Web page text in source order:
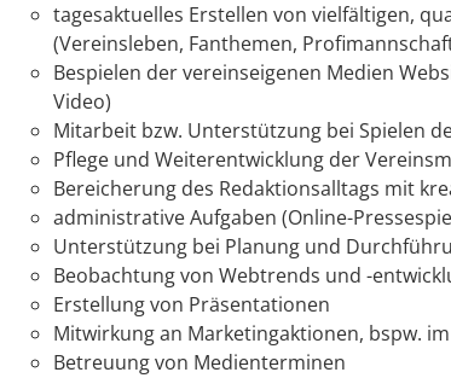
tagesaktuelles Erstellen von vielfältigen,
(Vereinsleben, Fanthemen,
Bespielen der vereinseigenen Medien
Video)
Mitarbeit bzw. Unterstützung bei Spielen
Pflege und Weiterentwicklung der
Bereicherung des Redaktionsalltags mit
administrative Aufgaben (Online-
Unterstützung bei Planung und
Beobachtung von Webtrends und -
Erstellung von Präsentationen
Mitwirkung an Marketingaktionen, bspw.
Betreuung von Medienterminen